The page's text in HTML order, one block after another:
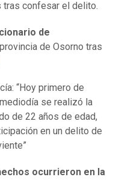
tras confesar el delito.
de
de Osorno tras
“Hoy primero de
se realizó la
de 22 años de edad,
en un delito de
ocurrieron en la